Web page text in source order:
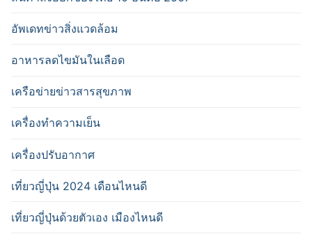
อัพเดทข่าวสิ่งแวดล้อม
อาหารลดไขมันในเลือด
เครือข่ายข่าวสารสุขภาพ
เครื่องทำความเย็น
เครื่องปรับอากาศ
เที่ยวญี่ปุ่น 2024 เดือนไหนดี
เที่ยวญี่ปุ่นด้วยตัวเอง เมืองไหนดี